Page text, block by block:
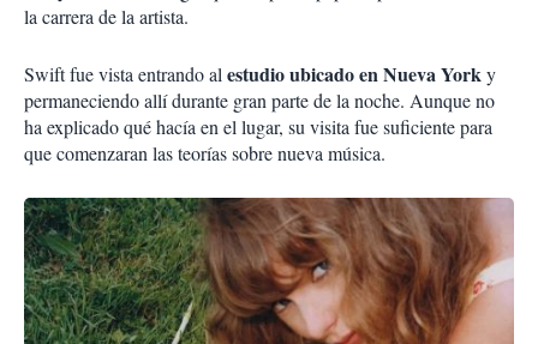
la carrera de la artista.
Swift fue vista entrando alestudio ubicado en Nueva Yorky
permaneciendo allí durante gran parte de la noche. Aunque no
ha explicado qué hacía en el lugar, su visita fue suficiente para
que comenzaran las teorías sobre nueva música.